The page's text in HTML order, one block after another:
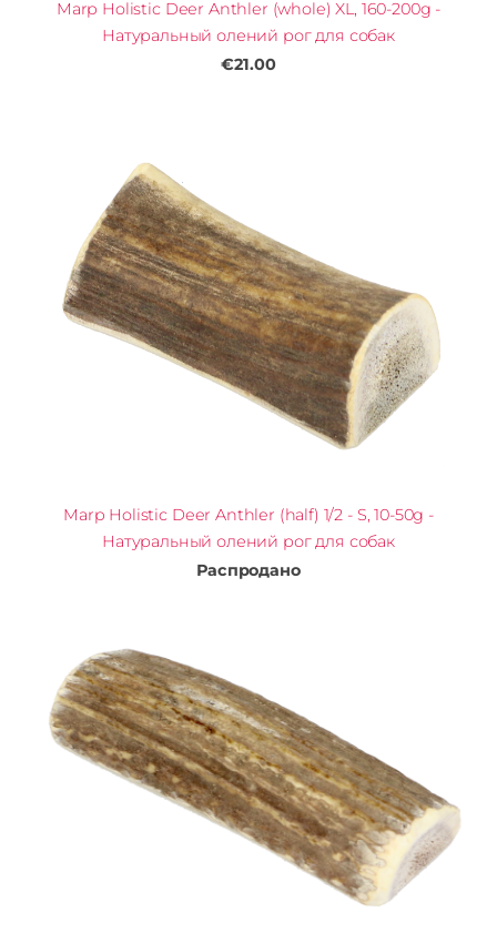
Marp Holistic Deer Anthler (whole) XL, 160-200g -
Натуральный олений рог для собак
€21.00
Marp Holistic Deer Anthler (half) 1/2 - S, 10-50g -
Натуральный олений рог для собак
Распродано